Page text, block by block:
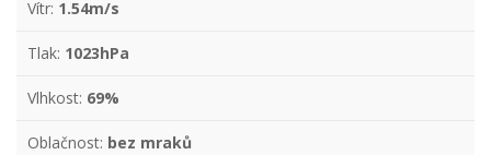
Vítr: 1.54m/s
Tlak: 1023hPa
Vlhkost: 69%
Oblačnost: bez mraků